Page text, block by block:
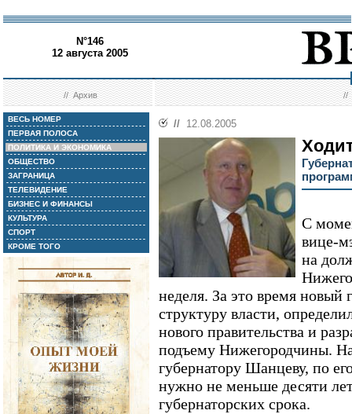
N°146
12 августа 2005
//Архив //
ВЕСЬ НОМЕР
ПЕРВАЯ ПОЛОСА
ПОЛИТИКА И ЭКОНОМИКА
ОБЩЕСТВО
ЗАГРАНИЦА
ТЕЛЕВИДЕНИЕ
БИЗНЕС И ФИНАНСЫ
КУЛЬТУРА
СПОРТ
КРОМЕ ТОГО
// 12.08.2005
С
вице-
на
неделя. За это время новый
структуру власти,
нового правительства и
подъему Нижегородчины.
губернатору Шанцеву, по
нужно не меньше десяти
губернаторских срока.